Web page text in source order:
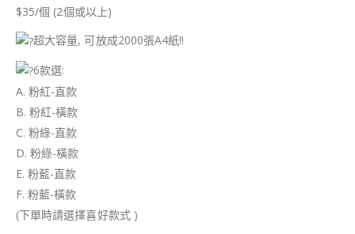
$35/個 (2個或以上)
超大容量, 可放成2000張A4紙!!
6款選:
A. 粉紅-直款
B. 粉紅-橫款
C. 粉綠-直款
D. 粉綠-橫款
E. 粉藍-直款
F. 粉藍-橫款
(下單時請選擇喜好款式 )